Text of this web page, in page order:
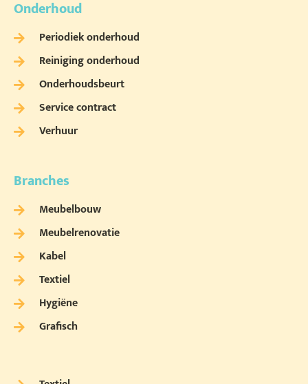
Onderhoud
Periodiek onderhoud
Reiniging onderhoud
Onderhoudsbeurt
Service contract
Verhuur
Branches
Meubelbouw
Meubelrenovatie
Kabel
Textiel
Hygiëne
Grafisch